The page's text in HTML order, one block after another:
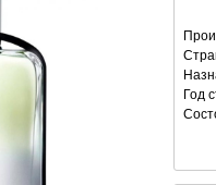
Год